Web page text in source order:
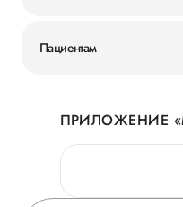
Новости
Руководство
Сотрудничество
Пациентам
Личный кабинет
Персональные данные
Горячая линия качества
ПРИЛОЖЕНИЕ